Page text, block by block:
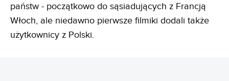
państw - początkowo do sąsiadujących z Francją
Włoch, ale niedawno pierwsze filmiki dodali także
użytkownicy z Polski.